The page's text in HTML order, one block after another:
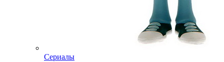
Сериалы